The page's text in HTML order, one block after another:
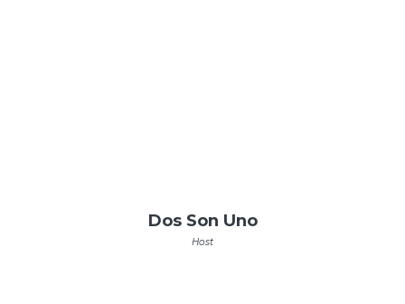
Dos Son Uno
Host